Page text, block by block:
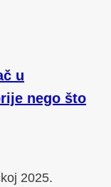
u
nego što
2025.